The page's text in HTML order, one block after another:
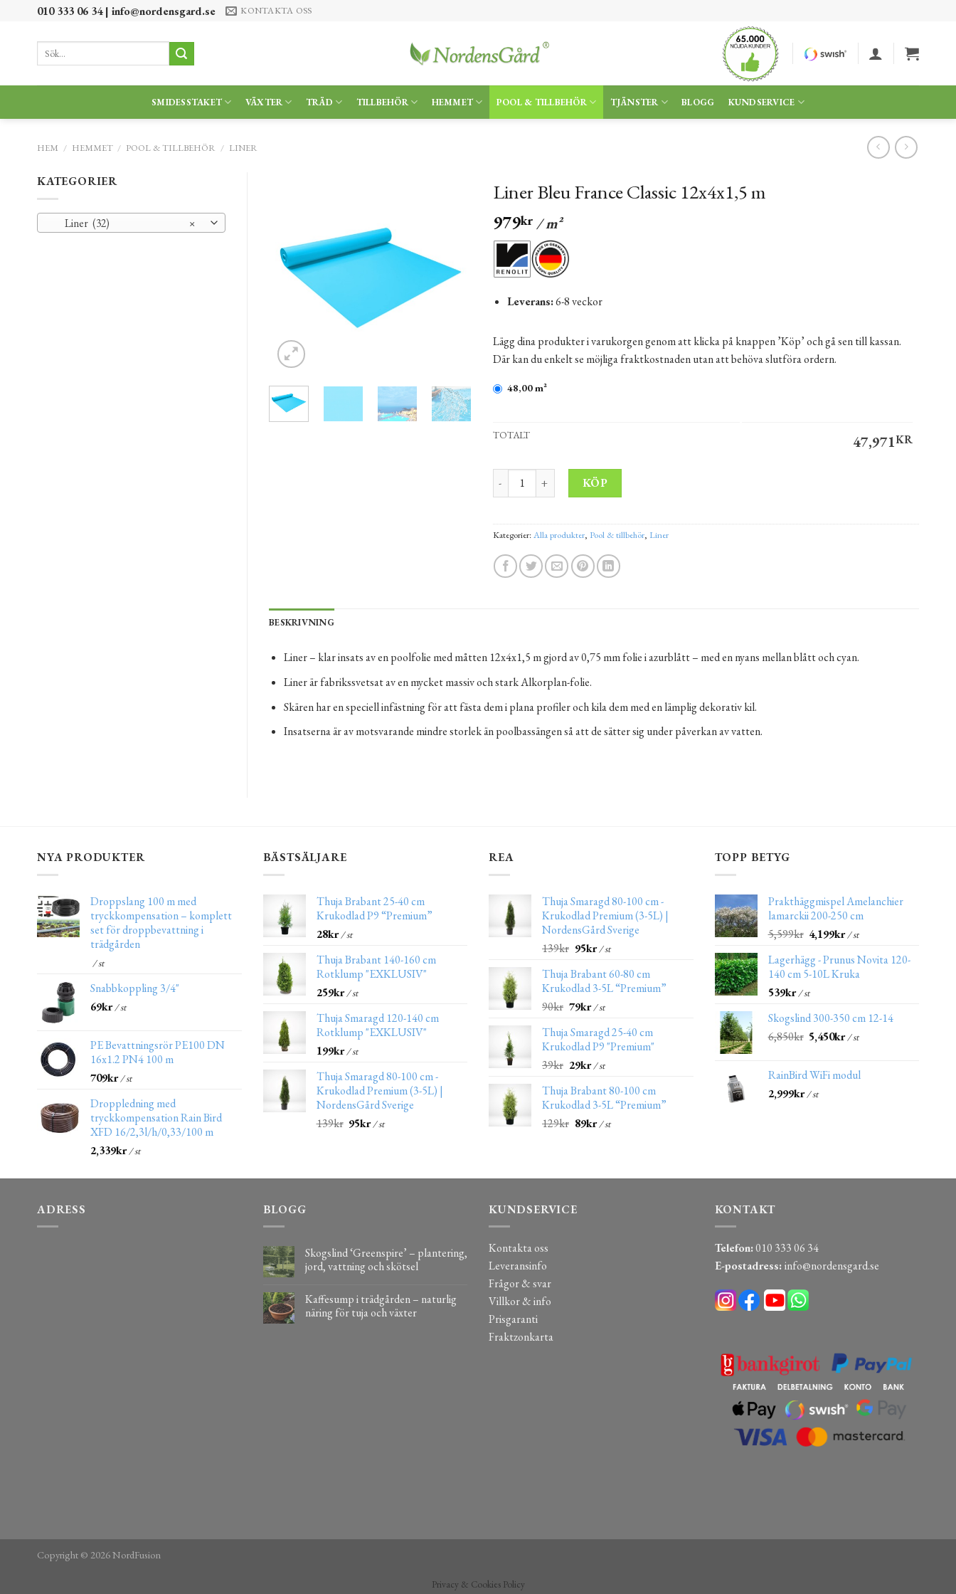
010 333 06 34 | info@nordensgard.se KONTAKTA OSS
efter:
SMIDESSTAKET VÄXTER TRÄD TILLBEHÖR HEMMET POOL & TILLBEHÖR TJÄNSTER BLOGG KUNDSERVICE
HEM / HEMMET / POOL & TILLBEHÖR / LINER
KATEGORIER
×
Liner (32)
Liner Bleu France Classic 12x4x1,5 m
979kr/ m²
Leverans:6-8 veckor
Lägg dina produkter i varukorgen genom att klicka på knappen ’Köp’ och gå sen till kassan.
Där kan du enkelt se möjliga fraktkostnaden utan att behöva slutföra ordern.
48,00 m²
TOTALT 47,971KR
Liner Bleu France Classic 12x4x1,5 m mängd
KÖP
Kategorier:Alla produkter, Pool & tillbehör, Liner
BESKRIVNING
Liner – klar insats av en poolfolie med måtten 12x4x1,5 m gjord av 0,75 mm folie i azurblått – med en nyans mellan blått och cyan.
Liner är fabrikssvetsat av en mycket massiv och stark Alkorplan-folie.
Skären har en speciell infästning för att fästa dem i plana profiler och kila dem med en lämplig dekorativ kil.
Insatserna är av motsvarande mindre storlek än poolbassängen så att de sätter sig under påverkan av vatten.
NYA PRODUKTER
Droppslang 100 m med
tryckkompensation – komplett
set för droppbevattning i
trädgården
/ st
Snabbkoppling 3/4"
69kr/ st
PE Bevattningsrör PE100 DN
16x1.2 PN4 100 m
709kr/ st
Droppledning med
tryckkompensation Rain Bird
XFD 16/2,3l/h/0,33/100 m
2,339kr/ st
BÄSTSÄLJARE
Thuja Brabant 25-40 cm
Krukodlad P9 “Premium”
28kr/ st
Thuja Brabant 140-160 cm
Rotklump "EXKLUSIV"
259kr/ st
Thuja Smaragd 120-140 cm
Rotklump "EXKLUSIV"
199kr/ st
Thuja Smaragd 80-100 cm -
Krukodlad Premium (3-5L) |
NordensGård Sverige
139kr 95kr/ st
REA
Thuja Smaragd 80-100 cm -
Krukodlad Premium (3-5L) |
NordensGård Sverige
139kr 95kr/ st
Thuja Brabant 60-80 cm
Krukodlad 3-5L “Premium”
90kr 79kr/ st
Thuja Smaragd 25-40 cm
Krukodlad P9 "Premium"
39kr 29kr/ st
Thuja Brabant 80-100 cm
Krukodlad 3-5L “Premium”
129kr 89kr/ st
TOPP BETYG
Prakthäggmispel Amelanchier
lamarckii 200-250 cm
5,599kr 4,199kr/ st
Lagerhägg - Prunus Novita 120-
140 cm 5-10L Kruka
539kr/ st
Skogslind 300-350 cm 12-14
6,850kr 5,450kr/ st
RainBird WiFi modul
2,999kr/ st
ADRESS BLOGG
Skogslind ‘Greenspire’ – plantering,
jord, vattning och skötsel
Kaffesump i trädgården – naturlig
näring för tuja och växter
KUNDSERVICE
Kontakta oss
Leveransinfo
Frågor & svar
Villkor & info
Prisgaranti
Fraktzonkarta
KONTAKT
Telefon:010 333 06 34
E-postadress: info@nordensgard.se
Copyright © 2026 NordFusion
Privacy & Cookies Policy